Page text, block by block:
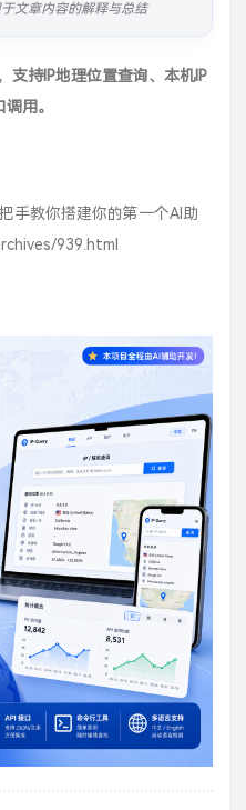
文章内容的解释与总结
支持IP地理位置查询、本机IP
用。
手教你搭建你的第一个AI助
939.html